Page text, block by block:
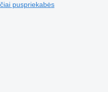
puspriekabės